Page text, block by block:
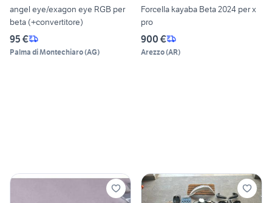
angel eye/exagon eye RGB per
beta (+convertitore)
95 €
Palma di Montechiaro(AG)
Forcella kayaba Beta 2024 per x
pro
900 €
Arezzo(AR)